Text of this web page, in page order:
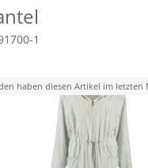
1
haben diesen Artikel im letzten